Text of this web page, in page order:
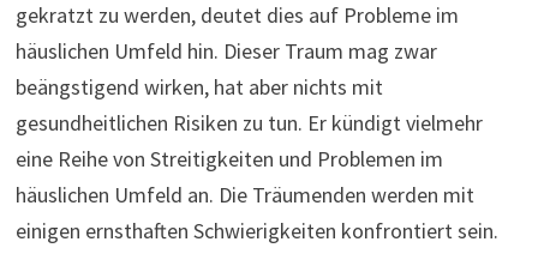
gekratzt zu werden, deutet dies auf Probleme im
häuslichen Umfeld hin. Dieser Traum mag zwar
beängstigend wirken, hat aber nichts mit
gesundheitlichen Risiken zu tun. Er kündigt vielmehr
eine Reihe von Streitigkeiten und Problemen im
häuslichen Umfeld an. Die Träumenden werden mit
einigen ernsthaften Schwierigkeiten konfrontiert sein.